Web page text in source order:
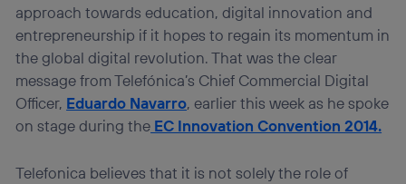
approach towards education, digital innovation and
entrepreneurship if it hopes to regain its momentum in
the global digital revolution. That was the clear
message from Telefónica’s Chief Commercial Digital
Officer, Eduardo Navarro, earlier this week as he spoke
on stage during the EC Innovation Convention 2014.
Telefonica believes that it is not solely the role of